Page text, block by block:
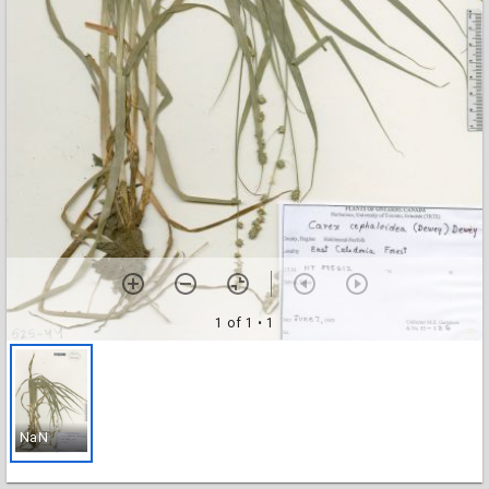
1 of 1 • 1
NaN